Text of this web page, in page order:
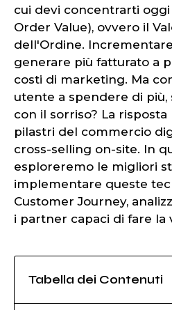
cui devi concentrarti oggi
Order Value), ovvero il
dell'Ordine.
generare più fatturato a
costi di marketing. Ma
utente a spendere di
con il sorriso? La
pilastri del commercio
cross-selling on-site. In
esploreremo le migliori
implementare queste
Customer Journey,
i partner capaci di fare la
Tabella dei Contenuti